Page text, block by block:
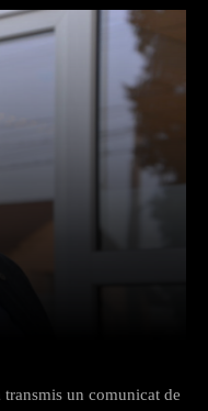
transmis un comunicat de